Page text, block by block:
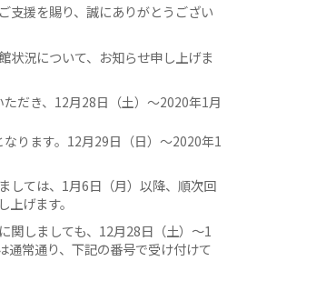
支援を賜り、誠にありがとうござい
状況について、お知らせ申し上げま
だき、12月28日（土）～2020年1月
ります。12月29日（日）～2020年1
しては、1月6日（月）以降、順次回
げます。
関しましても、12月28日（土）～1
常通り、下記の番号で受け付けて